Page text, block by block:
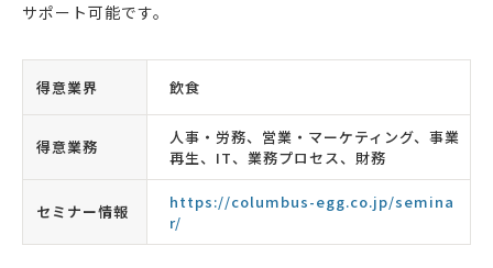
サポート可能です。
得意業界 飲食
得意業務
人事・労務、営業・マーケティング、事業
再生、IT、業務プロセス、財務
セミナー情報
https://columbus-egg.co.jp/semina
r/